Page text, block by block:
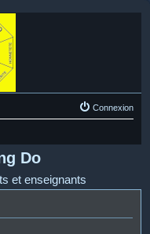
Connexion
Do
et enseignants